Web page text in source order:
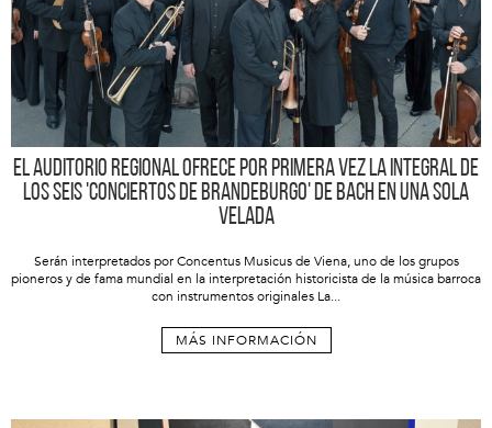
El Auditorio regional ofrece por primera vez la integral de
los seis 'Conciertos de Brandeburgo' de Bach en una sola
velada
Serán interpretados por Concentus Musicus de Viena, uno de los grupos
pioneros y de fama mundial en la interpretación historicista de la música barroca
con instrumentos originales La...
MÁS INFORMACIÓN